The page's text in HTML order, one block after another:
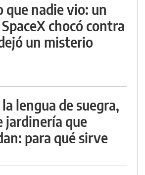
que nadie vio: un
chocó contra
un misterio
lengua de suegra,
jardinería que
para qué sirve